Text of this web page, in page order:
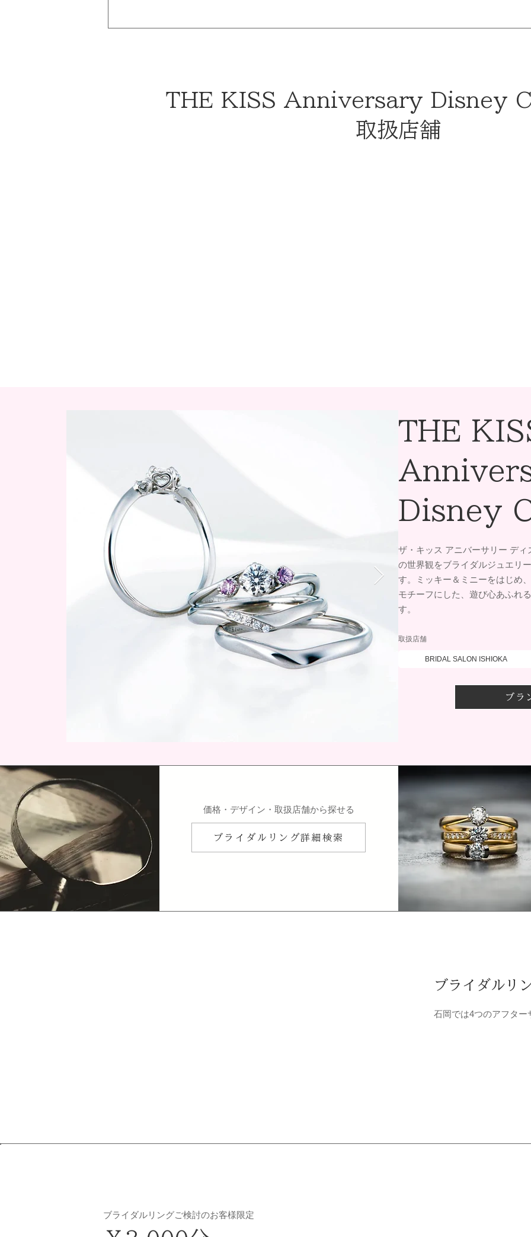
THE KISS Anniversary Disney
取扱店舗
THE
Disney
ザ・キッス アニバーサリー デ
の世界観をブライダルジュエリ
す。ミッキー＆ミニーをはじめ
モチーフにした、遊び心あふれ
す。
取扱店舗
BRIDAL SALON ISHIOKA
ブラ
​価格・デザイン・取扱店舗から探せる
ブライダルリング詳細検索
石岡では4つのアフタ
ブライダルリ
ブライダルリングご検討のお客様限定